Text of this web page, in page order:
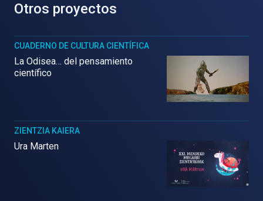
Otros proyectos
CUADERNO DE CULTURA CIENTÍFICA
La Odisea… del pensamiento
científico
ZIENTZIA KAIERA
Ura Marten